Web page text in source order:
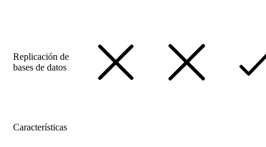
Replicación de
bases de datos
Características